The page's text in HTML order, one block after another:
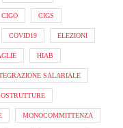
CIGO CIGS
COVID19 ELEZIONI
HIAB
SALARIALE
MONOCOMMITTENZA